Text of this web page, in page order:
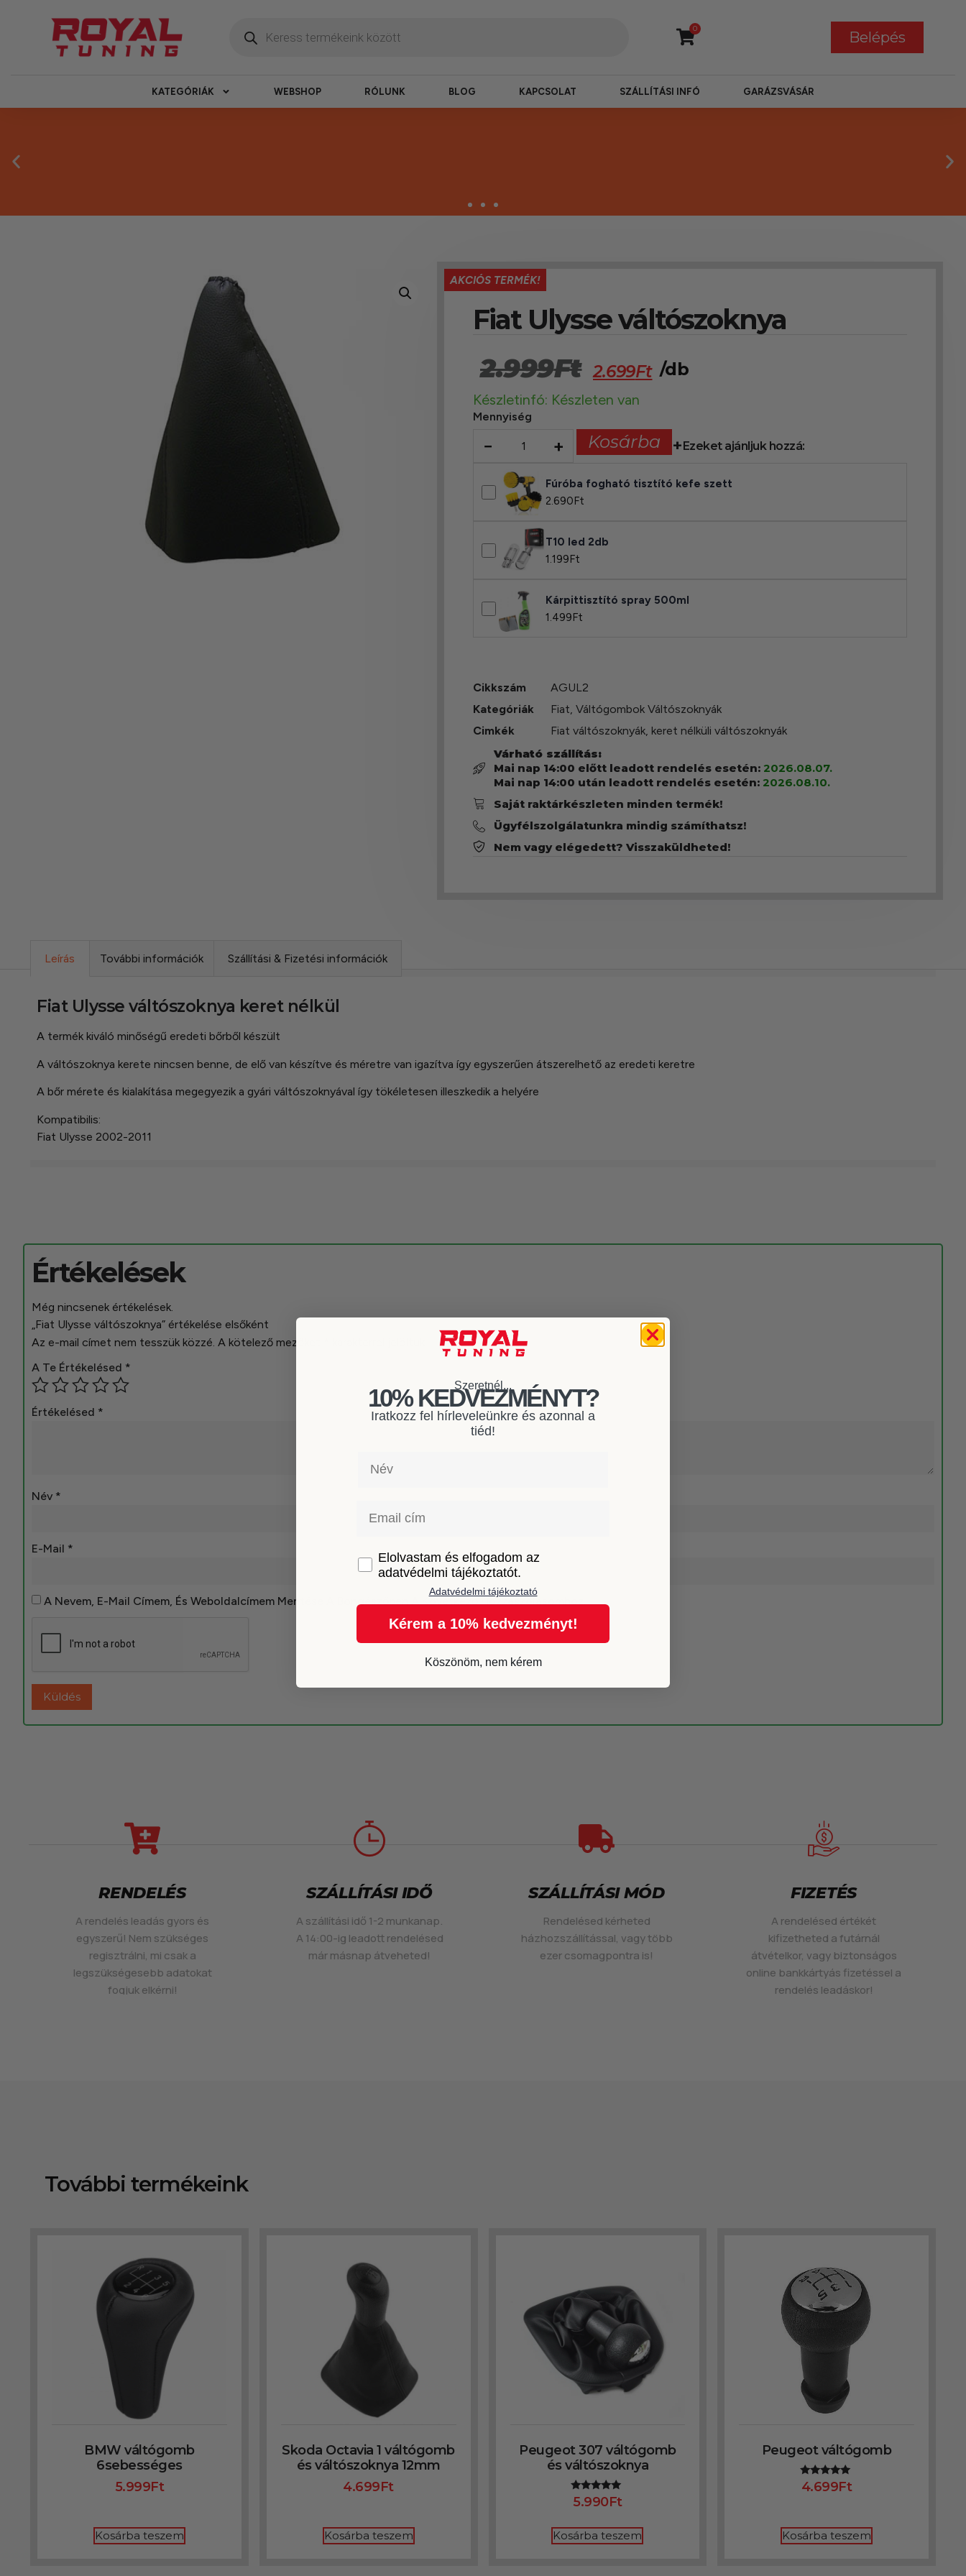
0
Belépés
KATEGÓRIÁK WEBSHOP RÓLUNK BLOG KAPCSOLAT SZÁLLÍTÁSI INFÓ GARÁZSVÁSÁR
Kínálatunkban kizárólag olyan termékek szerepelnek, amelyekben mi is bízunk.
AKCIÓS TERMÉK!
Fiat Ulysse váltószoknya
2.999Ft 2.699Ft /db
Készletinfó: Készleten van
Mennyiség
− + Kosárba Ezeket ajánljuk hozzá:
Fúróba fogható tisztító kefe szett
2.690Ft
T10 led 2db
1.199Ft
Kárpittisztító spray 500ml
1.499Ft
Cikkszám
AGUL2
Kategóriák
Fiat, Váltógombok Váltószoknyák
Cimkék
Fiat váltószoknyák, keret nélküli váltószoknyák
Várható szállítás:
Mai nap 14:00 előtt leadott rendelés esetén: 2026.08.07.
Mai nap 14:00 után leadott rendelés esetén: 2026.08.10.
Saját raktárkészleten minden termék!
Ügyfélszolgálatunkra mindig számíthatsz!
Nem vagy elégedett? Visszaküldheted!
Leírás További információk Szállítási & Fizetési információk
Fiat Ulysse váltószoknya keret nélkül
A termék kiváló minőségű eredeti bőrből készült
A váltószoknya kerete nincsen benne, de elő van készítve és méretre van igazítva így egyszerűen átszerelhető az eredeti keretre
A bőr mérete és kialakítása megegyezik a gyári váltószoknyával így tökéletesen illeszkedik a helyére
Kompatibilis:
Fiat Ulysse 2002-2011
Értékelések
Még nincsenek értékelések.
„Fiat Ulysse váltószoknya” értékelése elsőként
Az e-mail címet nem tesszük közzé. A kötelező mezőket
A Te Értékelésed *
Értékelésed *
Név *
E-Mail *
A Nevem, E-Mail Címem, És Weboldalcímem Mentése A Böngészőben A Következő Hozzászólásomhoz.
RENDELÉS
A rendelés leadás gyors és
egyszerű! Nem szükséges
regisztrálni, mi csak a
legszükségesebb adatokat
fogjuk elkérni!
SZÁLLÍTÁSI IDŐ
A szállítási idő 1-2 munkanap.
A 14:00-ig leadott rendelésed
már másnap átveheted!
SZÁLLÍTÁSI MÓD
Rendelésed kérheted
házhozszállítással, vagy több
ezer csomagpontra is!
FIZETÉS
A rendelésed értékét
kifizetheted a futárnál
átvételkor, vagy biztonságos
online bankkártyás fizetéssel a
rendelés leadáskor!
További termékeink
BMW váltógomb
6sebességes
5.999Ft
Kosárba teszem
Skoda Octavia 1 váltógomb
és váltószoknya 12mm
4.699Ft
Kosárba teszem
Peugeot 307 váltógomb
és váltószoknya
Értékelés:
5.00
5.990Ft
Kosárba teszem
Peugeot váltógomb
Értékelés:
5.00
4.699Ft
Kosárba teszem
Szeretnél...
10% KEDVEZMÉNYT?
Iratkozz fel hírleveleünkre és azonnal a
tiéd!
GDPRElolvastam és elfogadom az
adatvédelmi tájékoztatót.
Adatvédelmi tájékoztató
Kérem a 10% kedvezményt!
Köszönöm, nem kérem